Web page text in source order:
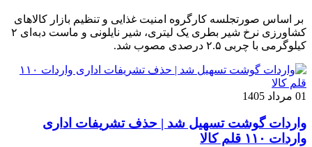
بر اساس صورتجلسه کارگروه امنیت غذایی و تنظیم بازار کالاهای
کشاورزی نرخ شیر بطری یک لیتری، شیر نایلونی و ماست دبه‌ای ۲
کیلوگرمی با چربی ۲.۵ درصدی مصوب شد.
01 مرداد 1405
واردات گوشت تسهیل شد | حذف تشریفات اداری
واردات ۱۱۰ قلم کالا